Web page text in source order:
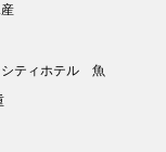
シティホテル 魚